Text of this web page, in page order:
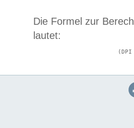
Die Formel zur
lautet: